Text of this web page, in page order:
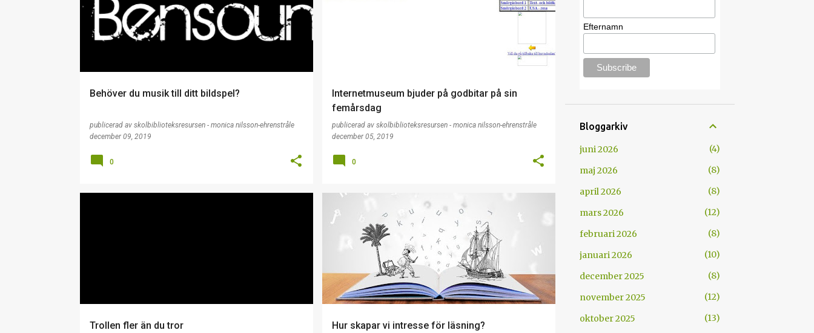
Behöver du musik till ditt bildspel?
publicerad av skolbiblioteksresursen - monica nilsson-ehrenstråle
december 09, 2019
0
Internetmuseum bjuder på godbitar på sin
femårsdag
publicerad av skolbiblioteksresursen - monica nilsson-ehrenstråle
december 05, 2019
0
Trollen fler än du tror Hur skapar vi intresse för läsning?
HANDLEDNING SOCIALA_MEDIER
Efternamn
Bloggarkiv
juni 2026
4
maj 2026
8
april 2026
8
mars 2026
12
februari 2026
8
januari 2026
10
december 2025
8
november 2025
12
oktober 2025
13